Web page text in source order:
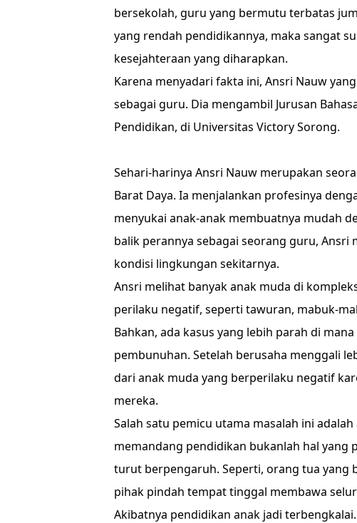
bersekolah, guru yang bermutu terbatas
yang rendah pendidikannya, maka sangat
kesejahteraan yang diharapkan.
Karena menyadari fakta ini, Ansri Nauw
sebagai guru. Dia mengambil Jurusan
Pendidikan, di Universitas Victory Sorong.
Sehari-harinya Ansri Nauw merupakan
Barat Daya. Ia menjalankan profesinya
menyukai anak-anak membuatnya mudah
balik perannya sebagai seorang guru,
kondisi lingkungan sekitarnya.
Ansri melihat banyak anak muda di
perilaku negatif, seperti tawuran, mabuk-
Bahkan, ada kasus yang lebih parah di
pembunuhan. Setelah berusaha menggali
dari anak muda yang berperilaku negatif
mereka.
Salah satu pemicu utama masalah ini
memandang pendidikan bukanlah hal yang
turut berpengaruh. Seperti, orang tua yang
pihak pindah tempat tinggal membawa
Akibatnya pendidikan anak jadi